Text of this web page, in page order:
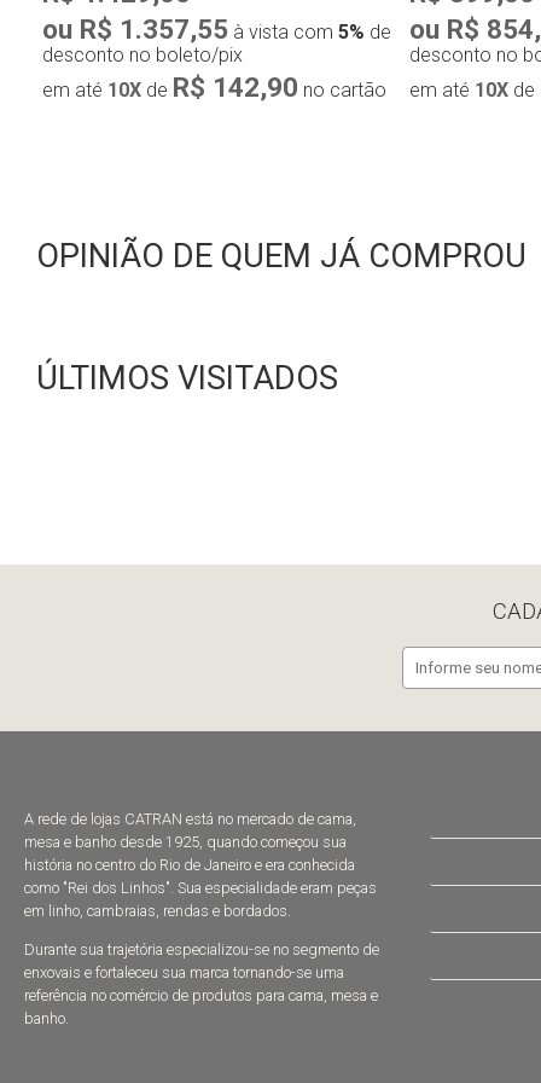
ou R$ 1.357,55 à vista com 5% de
desconto no boleto/pix
em até 10X de R$ 142,90 no cartão
ou R$
desconto no
em até 10X de
OPINIÃO DE QUEM JÁ COMPROU
ÚLTIMOS VISITADOS
A rede de lojas CATRAN está no mercado de cama,
mesa e banho desde 1925, quando começou sua
história no centro do Rio de Janeiro e era conhecida
como "Rei dos Linhos". Sua especialidade eram peças
em linho, cambraias, rendas e bordados.
Durante sua trajetória especializou-se no segmento de
enxovais e fortaleceu sua marca tornando-se uma
referência no comércio de produtos para cama, mesa e
banho.